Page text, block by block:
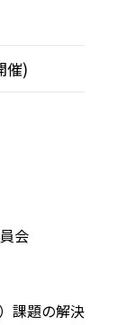
催)
会
課題の解決